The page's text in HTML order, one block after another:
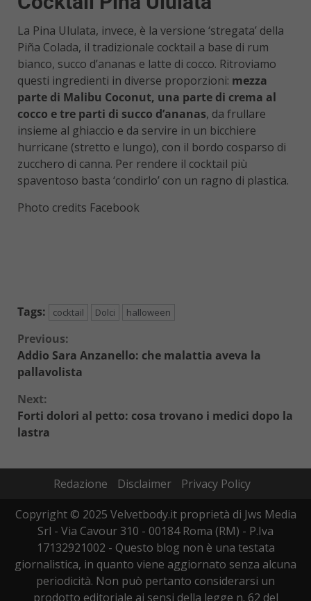
La Pina Ululata, invece, è la versione ‘stregata’ della
Piña Colada, il tradizionale cocktail a base di rum
bianco, succo d’ananas e latte di cocco. Ritroviamo
questi ingredienti in diverse proporzioni: mezza
parte di Malibu Coconut, una parte di crema al
cocco e tre parti di succo d’ananas, da frullare
insieme al ghiaccio e da servire in un bicchiere
hurricane (stretto e lungo), con il bordo cosparso di
zucchero di canna. Per rendere il cocktail più
spaventoso basta ‘condirlo’ con un ragno di plastica.
Photo credits Facebook
Tags: cocktail Dolci halloween
Continue
Reading
Previous:
Addio Sara Anzanello: che malattia aveva la
pallavolista
Next:
Forti dolori al petto: cosa trovano i medici dopo la
lastra
Redazione Disclaimer
Privacy Policy
Copyright © 2025 Velvetbody.it proprietà di Jws Media
Srl - Via Cavour 310 - 00184 Roma (RM) - P.Iva
17132921002 - Questo blog non è una testata
giornalistica, in quanto viene aggiornato senza alcuna
periodicità. Non può pertanto considerarsi un
prodotto editoriale ai sensi della legge n. 62 del